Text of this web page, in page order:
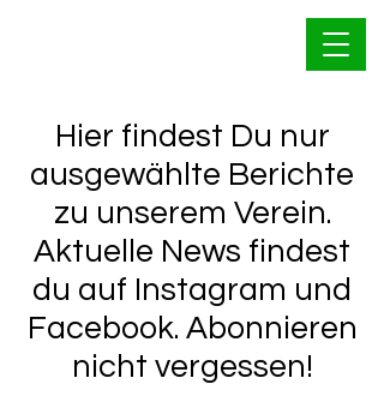
Hier findest Du nur
ausgewählte Berichte
zu unserem Verein.
Aktuelle News findest
du auf Instagram und
Facebook. Abonnieren
nicht vergessen!